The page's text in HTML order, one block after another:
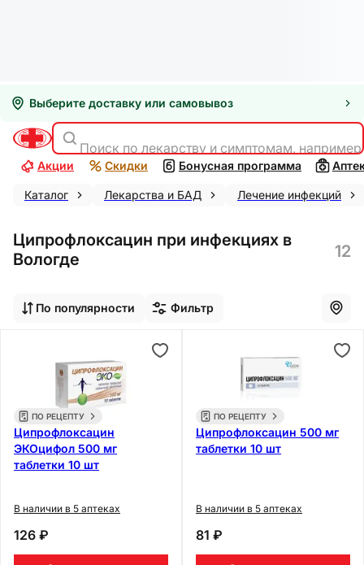
Выберите доставку или самовывоз
Поиск по лекарству и симптомам,
Акции Скидки Бонусная программа
Каталог Лекарства и БАД Лечение инфекций
Ципрофлоксацин при инфекциях в
Вологде
12
По популярности Фильтр
ПО РЕЦЕПТУ
Ципрофлоксацин
ЭКОцифол 500 мг
таблетки 10 шт
В наличии в 5 аптеках
126 ₽
ПО РЕЦЕПТУ
Ципрофлоксацин 500 мг
таблетки 10 шт
В наличии в 5 аптеках
81 ₽